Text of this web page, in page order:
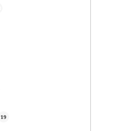
19